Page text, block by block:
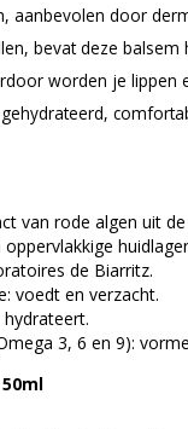
aanbevolen door
bevat deze
worden je
van rode algen uit
oppervlakkige
de Biarritz.
voedt en verzacht.
hydrateert.
3, 6 en 9):